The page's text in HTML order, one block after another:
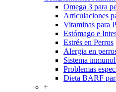
Omega 3 para
Articulaciones
Vitaminas para
Estómago e
Estrés en Perros
Alergia en
Sistema
Problemas
Dieta BARF
+